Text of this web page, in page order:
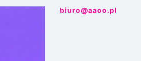
biuro@aaoo.pl